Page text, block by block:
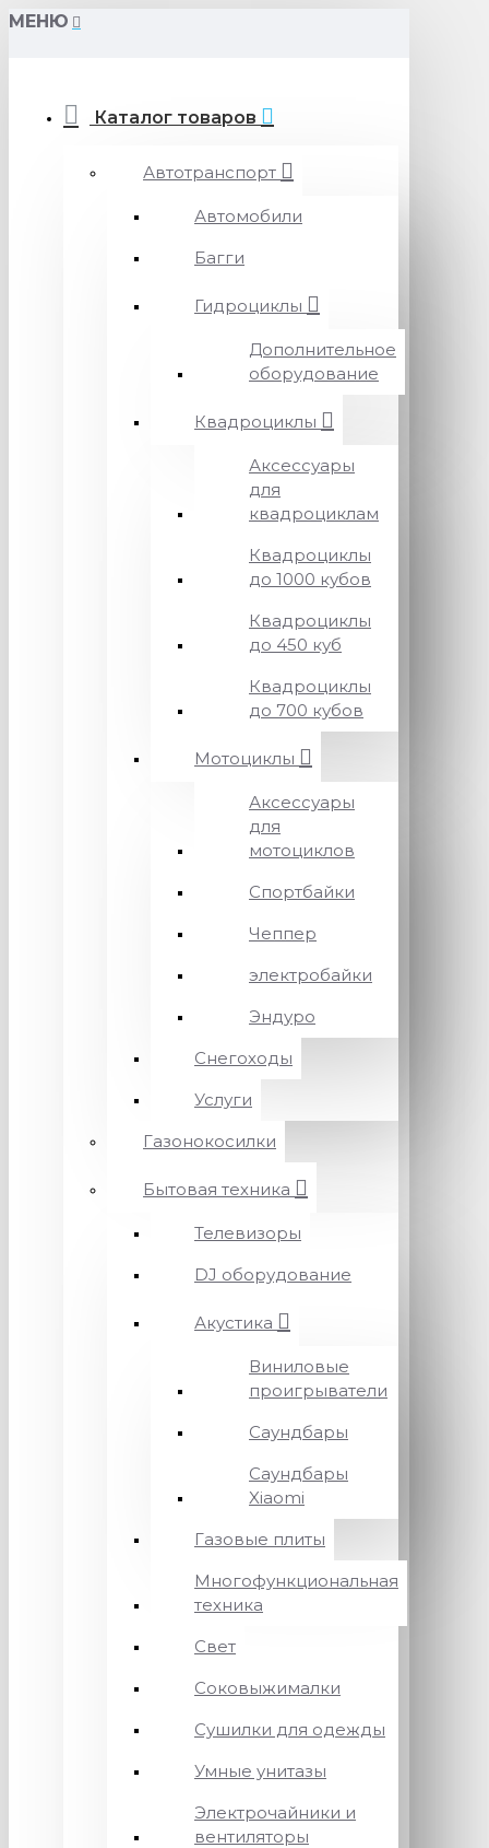
МЕНЮ
Каталог товаров
Автотранспорт
Автомобили
Багги
Гидроциклы
Дополнительное
оборудование
Квадроциклы
Аксессуары
для
квадроциклам
Квадроциклы
до 1000 кубов
Квадроциклы
до 450 куб
Квадроциклы
до 700 кубов
Мотоциклы
Аксессуары
для
мотоциклов
Спортбайки
Чеппер
электробайки
Эндуро
Снегоходы
Услуги
Газонокосилки
Бытовая техника
Телевизоры
DJ оборудование
Акустика
Виниловые
проигрыватели
Саундбары
Саундбары
Xiaomi
Газовые плиты
Многофункциональная
техника
Свет
Соковыжималки
Сушилки для одежды
Умные унитазы
Электрочайники и
вентиляторы